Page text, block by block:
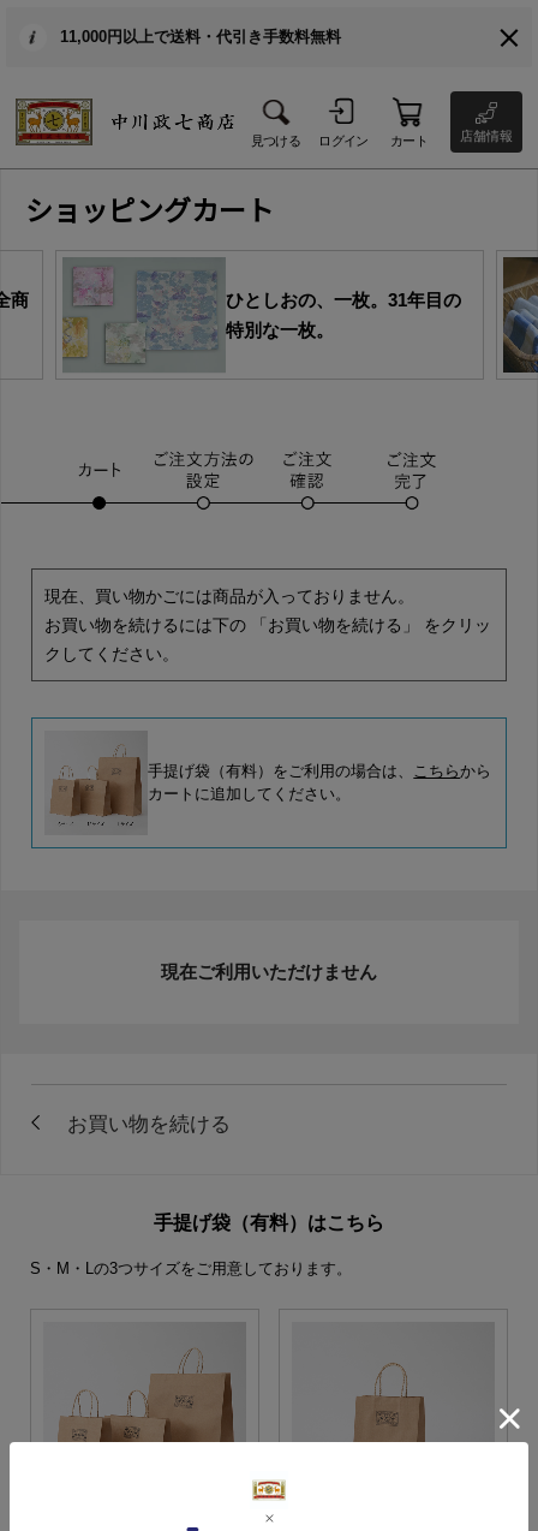
11,000円以上で送料・代引き手数料無料
見つける ログイン カート 店舗情報
ショッピングカート
商
ひとしおの、一枚。31年目の
特別な一枚。
現在、買い物かごには商品が入っておりません。
お買い物を続けるには下の 「お買い物を続ける」 をクリッ
クしてください。
手提げ袋（有料）をご利用の場合は、 こちらから
カートに追加してください。
現在ご利用いただけません
手提げ袋（有料）はこちら
S・M・Lの3つサイズをご用意しております。